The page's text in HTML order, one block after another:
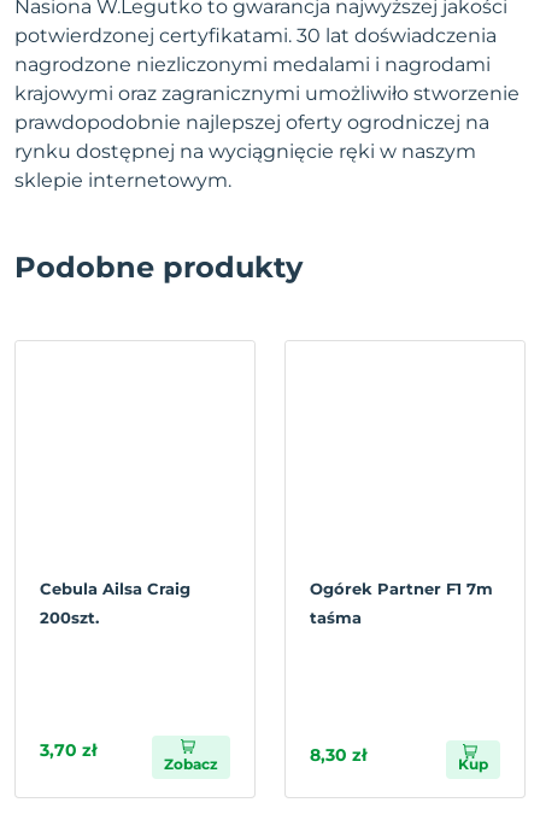
Nasiona W.Legutko to gwarancja najwyższej jakości
potwierdzonej certyfikatami. 30 lat doświadczenia
nagrodzone niezliczonymi medalami i nagrodami
krajowymi oraz zagranicznymi umożliwiło stworzenie
prawdopodobnie najlepszej oferty ogrodniczej na
rynku dostępnej na wyciągnięcie ręki w naszym
sklepie internetowym.
Podobne produkty
Cebula Ailsa Craig
200szt.
3,70 zł
Zobacz
Ogórek Partner F1 7m
taśma
8,30 zł Kup